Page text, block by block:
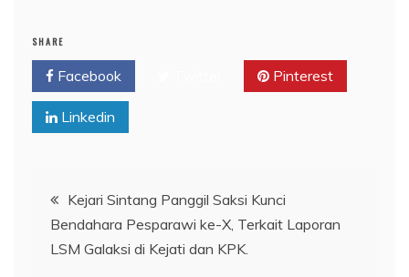
SHARE
Facebook Pinterest
Linkedin
Navigasi
pos
Kejari Sintang Panggil Saksi Kunci
Bendahara Pesparawi ke-X, Terkait Laporan
LSM Galaksi di Kejati dan KPK.